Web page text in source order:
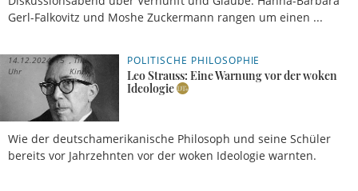
Gerl-Falkovitz und Moshe Zuckermann rangen um einen ...
POLITISCHE PHILOSOPHIE
Leo Strauss: Eine Warnung vor der woken
Ideologie
Wie der deutschamerikanische Philosoph und seine Schüler
bereits vor Jahrzehnten vor der woken Ideologie warnten.
14.12.2024, 15
Uhr
Till
Kinzel